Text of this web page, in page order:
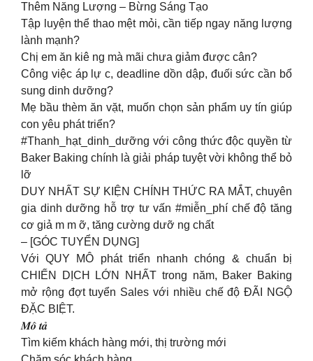
Thêm Năng Lượng – Bừng Sáng Tạo
Tập luyện thể thao mệt mỏi, cần tiếp ngay năng lượng
lành mạnh?
Chị em ăn kiê ng mà mãi chưa giảm được cân?
Công việc áp lự c, deadline dồn dập, đuối sức cần bổ
sung dinh dưỡng?
Mẹ bầu thèm ăn vặt, muốn chọn sản phẩm uy tín giúp
con yêu phát triển?
#Thanh_hạt_dinh_dưỡng với công thức độc quyền từ
Baker Baking chính là giải pháp tuyệt vời không thể bỏ
lỡ
DUY NHẤT SỰ KIỆN CHÍNH THỨC RA MẮT, chuyên
gia dinh dưỡng hỗ trợ tư vấn #miễn_phí chế độ tăng
cơ giả m m ỡ, tăng cường dưỡ ng chất
– [GÓC TUYỂN DỤNG]
Với QUY MÔ phát triển nhanh chóng & chuẩn bị
CHIẾN DỊCH LỚN NHẤT trong năm, Baker Baking
mở rộng đợt tuyển Sales với nhiều chế độ ĐÃI NGỘ
ĐẶC BIỆT.
𝑴𝒐̂ 𝒕𝒂̉
Tìm kiếm khách hàng mới, thị trường mới